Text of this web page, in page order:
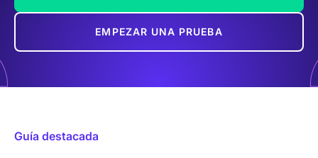
EMPEZAR UNA PRUEBA
Guía destacada